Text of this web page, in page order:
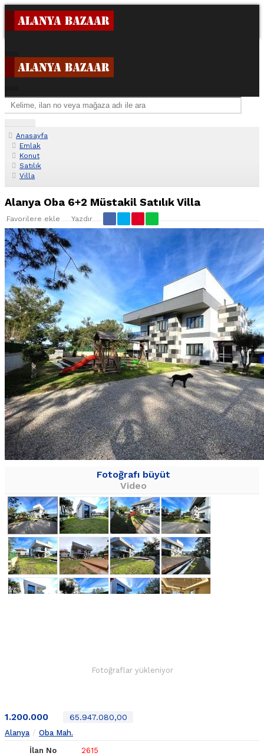
Anasayfa
Emlak
Konut
Satılık
Villa
Alanya Oba 6+2 Müstakil Satılık Villa
Favorilere ekle Yazdır
Fotoğrafı büyüt
Video
Fotoğraflar yükleniyor
1.200.000 65.947.080,00
Alanya
Oba Mah.
İlan No
2615